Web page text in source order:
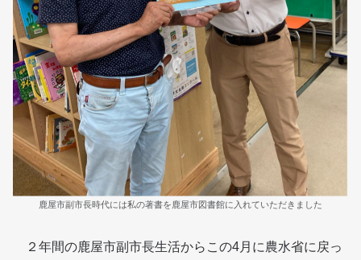
鹿屋市副市長時代には私の著書を鹿屋市図書館に入れていただきました
２年間の鹿屋市副市長生活からこの4月に農水省に戻っ